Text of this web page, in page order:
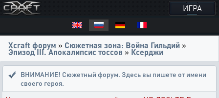
ИГРА
Xcraft форум » Сюжетная зона: Война Гильдий »
Эпизод III. Апокалипсис тоссов » Ксерджи
ВНИМАНИЕ! Сюжетный форум. Здесь вы пишете от имени
своего героя.